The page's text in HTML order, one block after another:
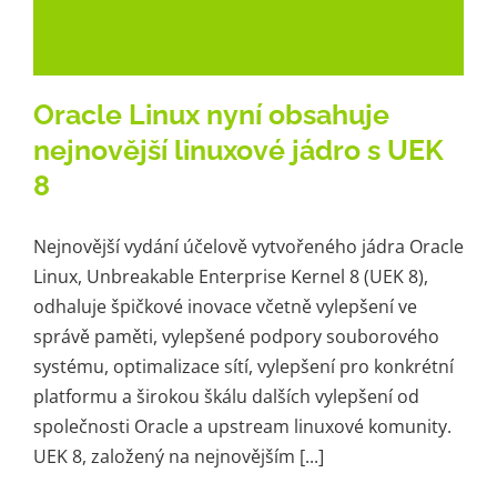
Oracle Linux nyní obsahuje
nejnovější linuxové jádro s UEK
8
Nejnovější vydání účelově vytvořeného jádra Oracle
Linux, Unbreakable Enterprise Kernel 8 (UEK 8),
odhaluje špičkové inovace včetně vylepšení ve
správě paměti, vylepšené podpory souborového
systému, optimalizace sítí, vylepšení pro konkrétní
platformu a širokou škálu dalších vylepšení od
společnosti Oracle a upstream linuxové komunity.
UEK 8, založený na nejnovějším [...]